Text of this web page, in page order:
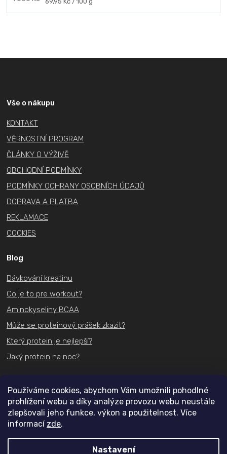
Používáme cookies, abychom Vám umožnili pohodlné
prohlížení webu a díky analýze provozu webu neustále
zlepšovali jeho funkce, výkon a použitelnost. Více
informací zde.
Nastavení
Vše o nákupu
KONTAKT
VĚRNOSTNÍ PROGRAM
ČLÁNKY O VÝŽIVĚ
OBCHODNÍ PODMÍNKY
PODMÍNKY OCHRANY OSOBNÍCH ÚDAJŮ
DOPRAVA A PLATBA
REKLAMACE
COOKIES
Blog
Dávkování kreatinu
Co je to pre workout?
Aminokyseliny BCAA
Může se proteinový prášek zkazit?
Který protein je nejlepší?
Jaký protein na noc?
Kontakt
+420731 489 074
info@actifit.cz